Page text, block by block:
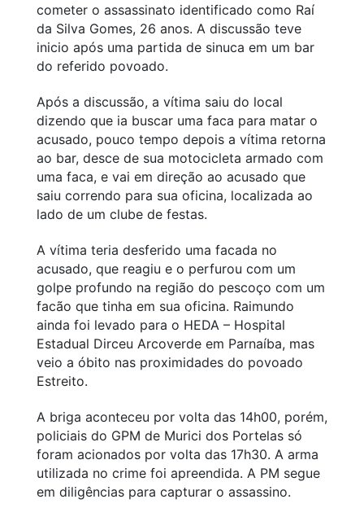
cometer o assassinato identificado como Raí
da Silva Gomes, 26 anos. A discussão teve
inicio após uma partida de sinuca em um bar
do referido povoado.
Após a discussão, a vítima saiu do local
dizendo que ia buscar uma faca para matar o
acusado, pouco tempo depois a vítima retorna
ao bar, desce de sua motocicleta armado com
uma faca, e vai em direção ao acusado que
saiu correndo para sua oficina, localizada ao
lado de um clube de festas.
A vítima teria desferido uma facada no
acusado, que reagiu e o perfurou com um
golpe profundo na região do pescoço com um
facão que tinha em sua oficina. Raimundo
ainda foi levado para o HEDA – Hospital
Estadual Dirceu Arcoverde em Parnaíba, mas
veio a óbito nas proximidades do povoado
Estreito.
A briga aconteceu por volta das 14h00, porém,
policiais do GPM de Murici dos Portelas só
foram acionados por volta das 17h30. A arma
utilizada no crime foi apreendida. A PM segue
em diligências para capturar o assassino.